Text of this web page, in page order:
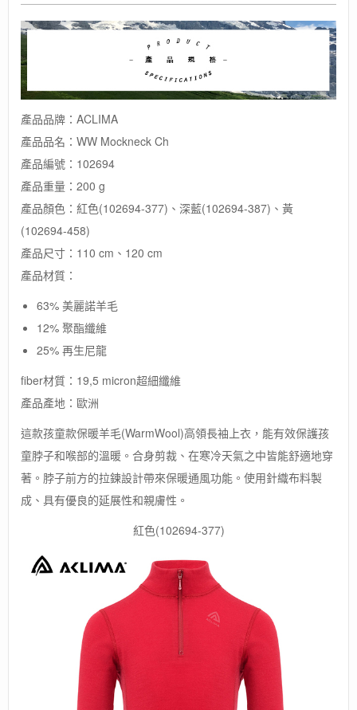
上
衣
/
保
暖
通
風
/
親
膚
不
搔
癢
數
量
產品品牌：ACLIMA
產品品名：WW Mockneck Ch
產品編號：102694
產品重量：200 g
產品顏色：紅色(102694-377)、深藍(102694-387)、黃
(102694-458)
產品尺寸：110 cm、120 cm
產品材質：
63% 美麗諾羊毛
12% 聚酯纖維
25% 再生尼龍
fiber材質：19,5 micron超細纖維
產品產地：歐洲
這款孩童款保暖羊毛(WarmWool)高領長袖上衣，能有效保護孩
童脖子和喉部的溫暖。合身剪裁、在寒冷天氣之中皆能舒適地穿
著。脖子前方的拉鍊設計帶來保暖通風功能。使用針織布料製
成、具有優良的延展性和親膚性。
紅色(102694-377)